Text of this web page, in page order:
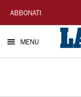
La
Nuova
Sardegna
ABBONATI
MENU